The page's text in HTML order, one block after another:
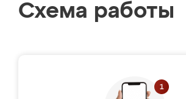
Схема работы